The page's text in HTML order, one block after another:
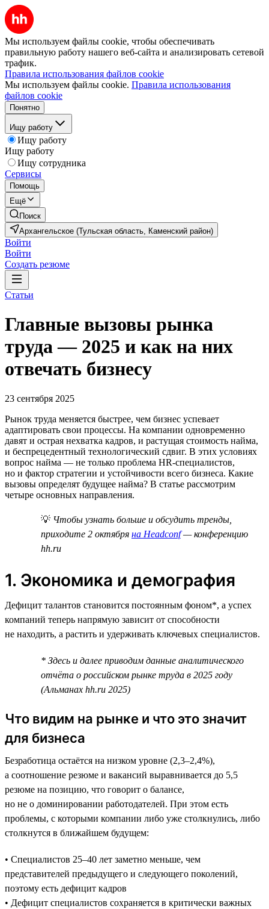
Мы используем файлы cookie, чтобы обеспечивать
правильную работу нашего веб-сайта и анализировать сетевой
трафик.
Правила использования файлов cookie
Мы используем файлы cookie. Правила использования
файлов cookie
Понятно
Ищу работу
Ищу работу
Ищу работу
Ищу сотрудника
Сервисы
Помощь
Ещё
Поиск
Архангельское (Тульская область, Каменский район)
Войти
Войти
Создать резюме
Статьи
Главные вызовы рынка
труда — 2025 и как на них
отвечать бизнесу
23 сентября 2025
Рынок труда меняется быстрее, чем бизнес успевает
адаптировать свои процессы. На компании одновременно
давят и острая нехватка кадров, и растущая стоимость найма,
и беспрецедентный технологический сдвиг. В этих условиях
вопрос найма — не только проблема HR-специалистов,
но и фактор стратегии и устойчивости всего бизнеса. Какие
вызовы определят будущее найма? В статье рассмотрим
четыре основных направления.
💡 Чтобы узнать больше и обсудить тренды,
приходите 2 октября на Headconf— конференцию
hh.ru
1. Экономика и демография
Дефицит талантов становится постоянным фоном*, а успех
компаний теперь напрямую зависит от способности
не находить, а растить и удерживать ключевых специалистов.
* Здесь и далее приводим данные аналитического
отчёта о российском рынке труда в 2025 году
(Альманах hh.ru 2025)
Что видим на рынке и что это значит
для бизнеса
Безработица остаётся на низком уровне (2,3–2,4%),
а соотношение резюме и вакансий выравнивается до 5,5
резюме на позицию, что говорит о балансе,
но не о доминировании работодателей. При этом есть
проблемы, с которыми компании либо уже столкнулись, либо
столкнутся в ближайшем будущем:
• Специалистов 25–40 лет заметно меньше, чем
представителей предыдущего и следующего поколений,
поэтому есть дефицит кадров
• Дефицит специалистов сохраняется в критически важных